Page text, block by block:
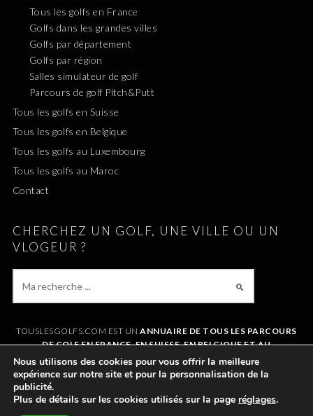
Tous les golfs en France
Golfs dans les grandes villes
Golfs par département
Golfs par région
Salles simulateur de golf
Parcours de golf Pitch&Putt
Tous les golfs en Suisse
Tous les golfs en Belgique
Tous les golfs au Luxembourg
Tous les golfs au Maroc
Contact
CHERCHEZ UN GOLF, UNE VILLE OU UN
VLOGEUR ?
TOUSLESGOLFS.COM EST UNANNUAIRE DE TOUS LES PARCOURS
DE GOLF EN FRANCE, EN SUISSE, EN BELGIQUE ET AU
LUXEMBOURG. IL VOUS PERMET DE TROUVER UN GOLF AUTOUR DE
CHEZVOUS OU LORS DE VOS VACANCES. LE SITE RÉFÉRENCE
ÉGALEMENT
POPULAIRES
Nous utilisons des cookies pour vous offrir la meilleure
expérience sur notre site et pour la personnalisation de la
publicité.
Plus de détails sur les cookies utilisés sur la page réglages.